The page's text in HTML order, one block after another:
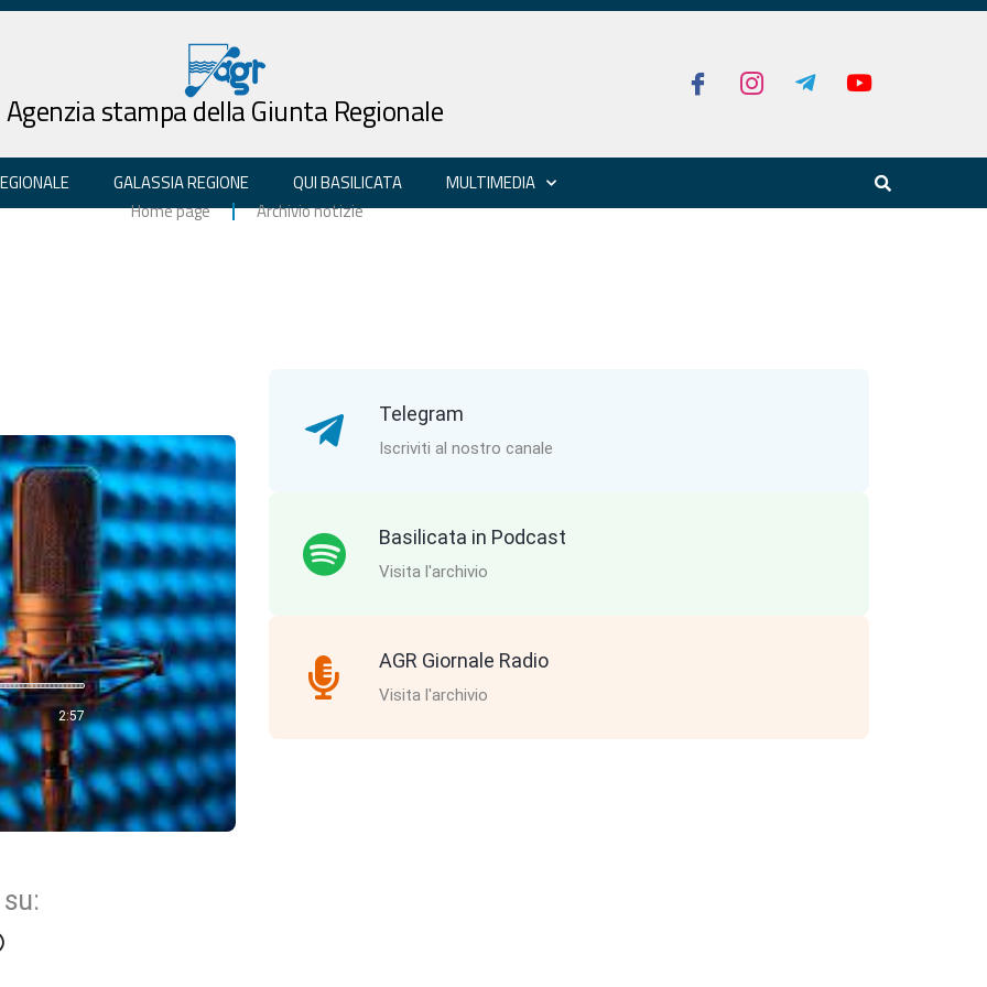
Agenzia stampa della Giunta Regionale
GALASSIA REGIONE QUI BASILICATA
MULTIMEDIA
Home page
Archivio notizie
2:57
Telegram
Iscriviti al nostro canale
Basilicata in Podcast
Visita l'archivio
AGR Giornale Radio
Visita l'archivio